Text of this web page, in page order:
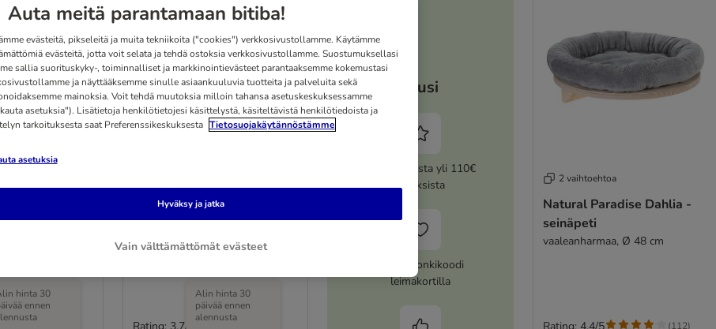
Dahlia -
hinta 30
ennen
Basic pehmopeti
P 54 x L 48 x K 11 cm
Alin hinta 30
päivää ennen
alennusta
Etusi
5% alennusta yli 110€
tilauksista
14€ kuponkikoodi
leimakortilla
2 vaihtoehtoa
Natural Paradise Dahlia -
seinäpeti
vaaleanharmaa, Ø 48 cm
(112)
Auta meitä parantamaan bitiba!
evästeitä, pikseleitä ja muita tekniikoita ("cookies") verkkosivustollamme. Käytämme
evästeitä, jotta voit selata ja tehdä ostoksia verkkosivustollamme. Suostumuksellasi
sallia suorituskyky-, toiminnalliset ja markkinointievästeet parantaaksemme kokemustasi
ja näyttääksemme sinulle asiaankuuluvia tuotteita ja palveluita sekä
mainoksia. Voit tehdä muutoksia milloin tahansa asetuskeskuksessamme
asetuksia"). Lisätietoja henkilötietojesi käsittelystä, käsiteltävistä henkilötiedoista ja
tarkoituksesta saat Preferenssikeskuksesta Tietosuojakäytännöstämme
asetuksia
Vain välttämättömät evästeet
Hyväksy ja jatka